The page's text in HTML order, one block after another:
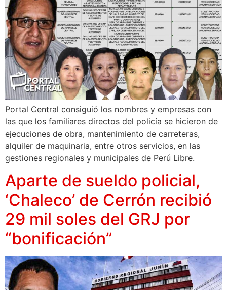
Portal Central consiguió los nombres y empresas con
las que los familiares directos del policía se hicieron de
ejecuciones de obra, mantenimiento de carreteras,
alquiler de maquinaria, entre otros servicios, en las
gestiones regionales y municipales de Perú Libre.
Aparte de sueldo policial,
‘Chaleco’ de Cerrón recibió
29 mil soles del GRJ por
“bonificación”